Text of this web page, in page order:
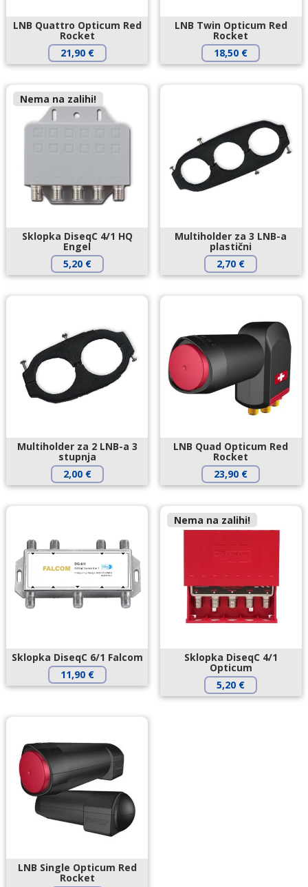
LNB Quattro Opticum Red
Rocket
21,90 €
LNB Twin Opticum Red
Rocket
18,50 €
Nema na zalihi!
Sklopka DiseqC 4/1 HQ
Engel
5,20 €
Multiholder za 3 LNB-a
plastični
2,70 €
Multiholder za 2 LNB-a 3
stupnja
2,00 €
LNB Quad Opticum Red
Rocket
23,90 €
Sklopka DiseqC 6/1 Falcom
11,90 €
Nema na zalihi!
Sklopka DiseqC 4/1
Opticum
5,20 €
LNB Single Opticum Red
Rocket